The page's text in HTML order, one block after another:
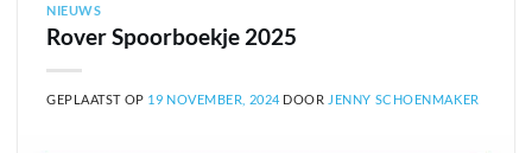
NIEUWS
Rover Spoorboekje 2025
GEPLAATST OP 19 NOVEMBER, 2024 DOOR JENNY SCHOENMAKER